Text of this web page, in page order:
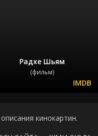
Радхе Шьям
(фильм)
кинокартин.